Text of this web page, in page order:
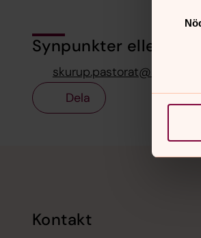
Synpunkter eller
Dela
Kontakt